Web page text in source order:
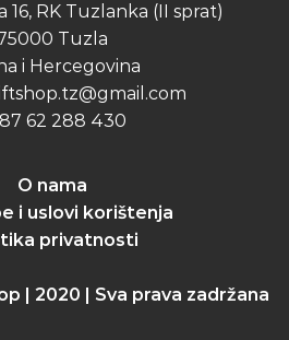
16, RK Tuzlanka (II sprat)
Tuzla
i Hercegovina
62 288 430
O nama
i uslovi korištenja
privatnosti
| 2020 | Sva prava zadržana